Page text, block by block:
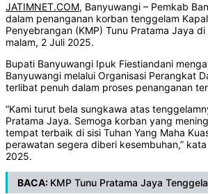
JATIMNET.COM, Banyuwangi – Pemkab
dalam penanganan korban tenggelam
Penyebrangan (KMP) Tunu Pratama Jaya di
malam, 2 Juli 2025.
Bupati Banyuwangi Ipuk Fiestiandani
Banyuwangi melalui Organisasi Perangkat
terlibat penuh dalam proses penanganan
“Kami turut bela sungkawa atas
Pratama Jaya. Semoga korban yang
tempat terbaik di sisi Tuhan Yang Maha
perawatan segera diberi kesembuhan,”
2025.
BACA: KMP Tunu Pratama Jaya